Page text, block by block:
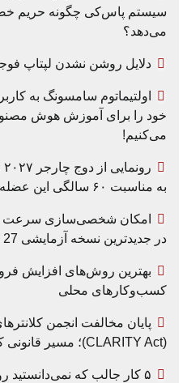
سیستم پاس‌کی چگونه حریم
می‌دهد؟
دلایل روشن نشدن لپتاپ
اولتیماتوم سامسونگ به
خود را برای آموزش هوش
می‌کنیم!
به مناسبت ۶۰ سالگی این عضله‌ساز آمریکایی
امکان شخصی‌سازی سرعت
در جدیدترین نسخه آزمایشی iOS 27 فراهم شد
بهترین روش‌های افزایش
کسب‌وکارهای محلی
پایان مخالفت انجمن
(CLARITY Act)؛ مسیر قانونی کریپتو هموارتر شد
۵ کار جالب که نمی‌دانستید